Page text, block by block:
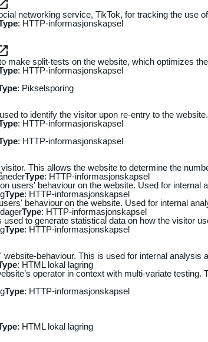
networking service, TikTok, for tracking the use
: HTTP-informasjonskapsel
make split-tests on the website, which optimizes
: HTTP-informasjonskapsel
: Pikselsporing
to identify the visitor upon re-entry to the website.
: HTTP-informasjonskapsel
: HTTP-informasjonskapsel
This allows the website to determine the
Type: HTTP-informasjonskapsel
users' behaviour on the website. Used for internal
Type: HTTP-informasjonskapsel
behaviour on the website. Used for internal
Type: HTTP-informasjonskapsel
used to generate statistical data on how the visitor
Type: HTTP-informasjonskapsel
behaviour. This is used for internal analysis
: HTML lokal lagring
operator in context with multi-variate
Type: HTTP-informasjonskapsel
: HTML lokal lagring